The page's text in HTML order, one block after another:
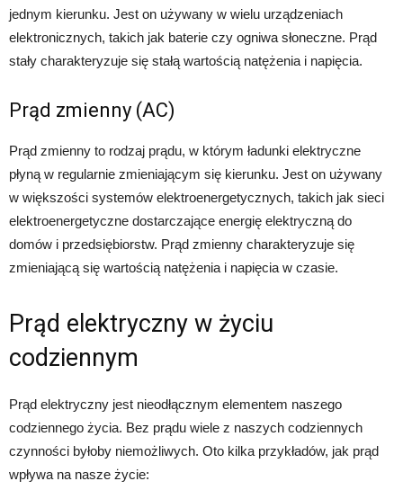
jednym kierunku. Jest on używany w wielu urządzeniach
elektronicznych, takich jak baterie czy ogniwa słoneczne. Prąd
stały charakteryzuje się stałą wartością natężenia i napięcia.
Prąd zmienny (AC)
Prąd zmienny to rodzaj prądu, w którym ładunki elektryczne
płyną w regularnie zmieniającym się kierunku. Jest on używany
w większości systemów elektroenergetycznych, takich jak sieci
elektroenergetyczne dostarczające energię elektryczną do
domów i przedsiębiorstw. Prąd zmienny charakteryzuje się
zmieniającą się wartością natężenia i napięcia w czasie.
Prąd elektryczny w życiu
codziennym
Prąd elektryczny jest nieodłącznym elementem naszego
codziennego życia. Bez prądu wiele z naszych codziennych
czynności byłoby niemożliwych. Oto kilka przykładów, jak prąd
wpływa na nasze życie: